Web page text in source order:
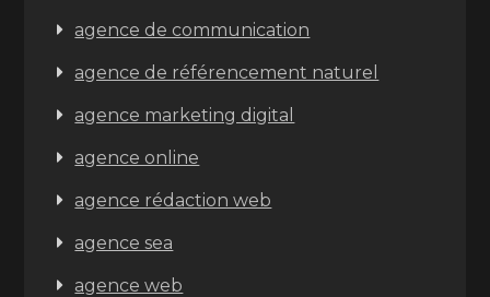
agence de communication
agence de référencement naturel
agence marketing digital
agence online
agence rédaction web
agence sea
agence web